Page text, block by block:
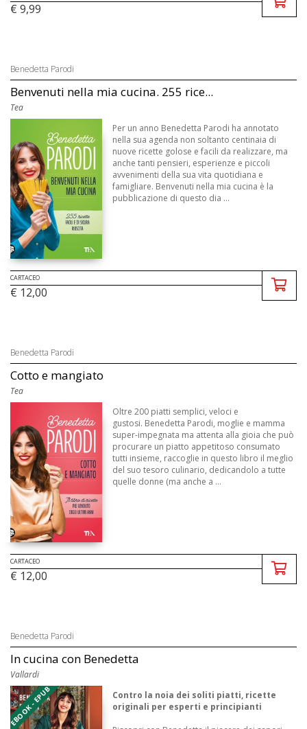
€ 9,99
Benedetta Parodi
Benvenuti nella mia cucina. 255 rice...
Tea
Per un anno Benedetta Parodi ha annotato
nella sua agenda non soltanto centinaia di
nuove ricette golose e facili da realizzare, ma
anche tanti pensieri, esperienze e piccoli
avvenimenti della sua vita quotidiana e
famigliare. Benvenuti nella mia cucina è la
pubblicazione di questo dia ...
CARTACEO
€ 12,00
Benedetta Parodi
Cotto e mangiato
Tea
Oltre 200 piatti semplici, veloci e
gustosi. Benedetta Parodi, moglie e mamma
super-impegnata ma attenta alla gioia che può
procurare un piatto appetitoso consumato
tutti insieme, raccoglie in questo libro il meglio
del suo tesoro culinario, dedicandolo a tutte
quelle donne (ma anche a ...
CARTACEO
€ 12,00
Benedetta Parodi
In cucina con Benedetta
Vallardi
EBOOK - EPUB
Contro la noia dei soliti piatti, ricette
originali per esperti e principianti